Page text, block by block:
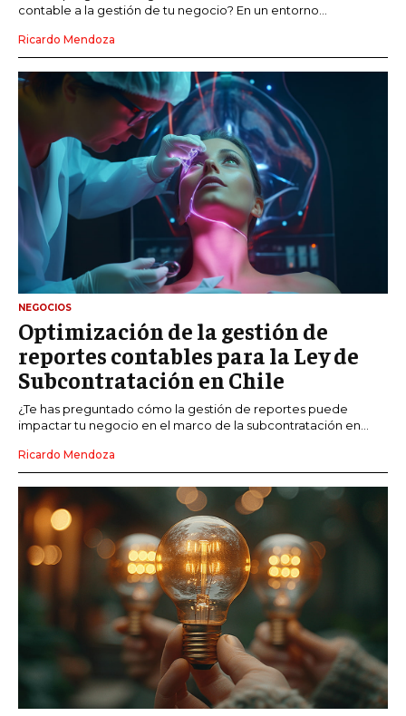
contable a la gestión de tu negocio? En un entorno...
Ricardo Mendoza
NEGOCIOS
Optimización de la gestión de
reportes contables para la Ley de
Subcontratación en Chile
¿Te has preguntado cómo la gestión de reportes puede
impactar tu negocio en el marco de la subcontratación en...
Ricardo Mendoza